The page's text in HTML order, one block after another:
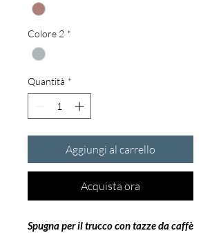
Colore 2 *
Quantità *
Aggiungi al carrello
Acquista ora
Spugna per il trucco con tazze da caffè